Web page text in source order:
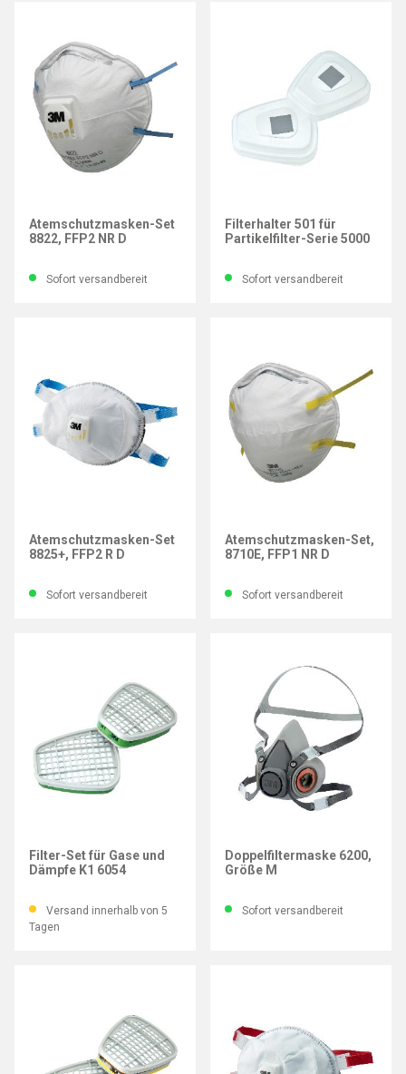
Atemschutzmasken-Set
8822, FFP2 NR D
Sofort versandbereit
Filterhalter 501 für
Partikelfilter-Serie 5000
Sofort versandbereit
Atemschutzmasken-Set
8825+, FFP2 R D
Sofort versandbereit
Atemschutzmasken-Set,
8710E, FFP1 NR D
Sofort versandbereit
Filter-Set für Gase und
Dämpfe K1 6054
Versand innerhalb von 5
Tagen
Doppelfiltermaske 6200,
Größe M
Sofort versandbereit